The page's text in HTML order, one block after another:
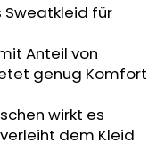
Sweatkleid für
Anteil von
genug Komfort
wirkt es
dem Kleid